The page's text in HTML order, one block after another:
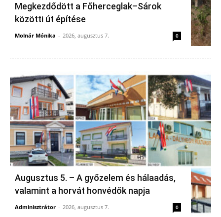
Megkezdődött a Főherceglak–Sárok
közötti út építése
Molnár Mónika - 2026, augusztus 7. 0
Augusztus 5. – A győzelem és hálaadás,
valamint a horvát honvédők napja
Adminisztrátor - 2026, augusztus 7. 0